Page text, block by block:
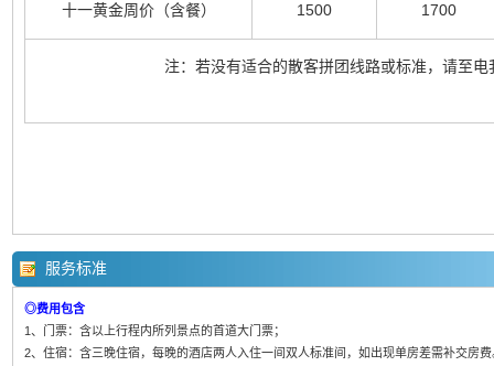
十一黄金周价（含餐） 1500 1700
注：若没有适合的散客拼团线路或标准，请至电
服务标准
◎费用包含
1、门票：含以上行程内所列景点的首道大门票；
2、住宿：含三晚住宿，每晚的酒店两人入住一间双人标准间，如出现单房差需补交房